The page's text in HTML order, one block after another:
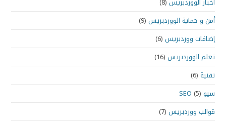
أمن و حماية الووردبريس (9)
إضافات ووردبريس (6)
تعلم الووردبريس (16)
تقنية (6)
سيو SEO (5)
قوالب ووردبريس (7)